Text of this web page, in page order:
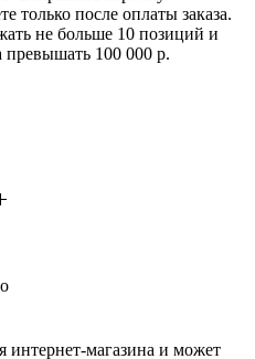
только после оплаты заказа.
не больше 10 позиций и
превышать 100 000 р.
интернет-магазина и может